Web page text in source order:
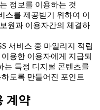
정보를 이용하는 것
를 제공받기 위하여 이
원과 이용자간의 체결하
서비스 중 마일리지 적립
용한 이용자에게 지급되
는 특정 디지털 콘텐츠를
도록 만들어진 포인트
계약